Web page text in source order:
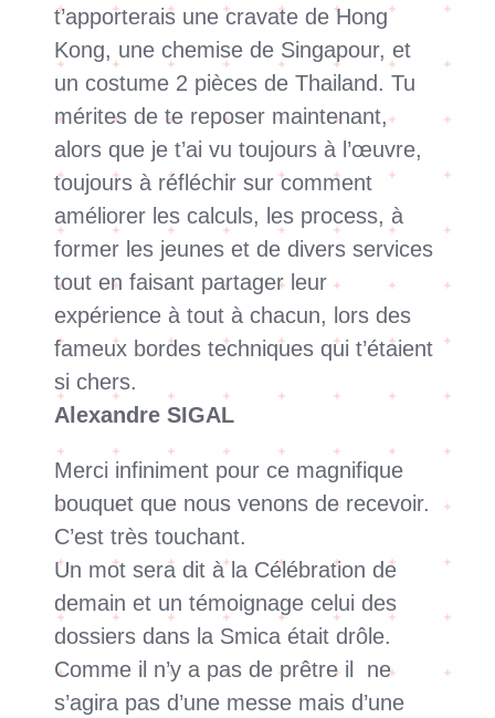
t’apporterais une cravate de Hong
Kong, une chemise de Singapour, et
un costume 2 pièces de Thailand. Tu
mérites de te reposer maintenant,
alors que je t’ai vu toujours à l’œuvre,
toujours à réfléchir sur comment
améliorer les calculs, les process, à
former les jeunes et de divers services
tout en faisant partager leur
expérience à tout à chacun, lors des
fameux bordes techniques qui t’étaient
si chers.
Alexandre SIGAL
Merci infiniment pour ce magnifique
bouquet que nous venons de recevoir.
C’est très touchant.
Un mot sera dit à la Célébration de
demain et un témoignage celui des
dossiers dans la Smica était drôle.
Comme il n’y a pas de prêtre il ne
s’agira pas d’une messe mais d’une